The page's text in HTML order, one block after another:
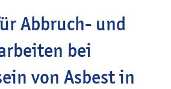
Abbruch- und
bei
von Asbest in